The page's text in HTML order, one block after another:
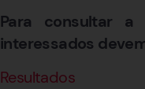
Para consultar
interessados
Resultados